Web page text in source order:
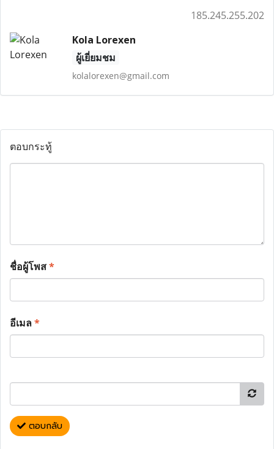
185.245.255.202
Kola Lorexen
ผู้เยี่ยมชม
kolalorexen@gmail.com
ตอบกระทู้
ชื่อผู้โพส*
อีเมล*
ตอบกลับ